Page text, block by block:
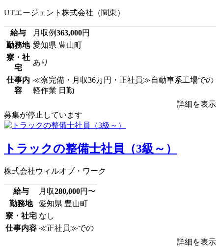
UTエージェント株式会社（関東）
給与 月収例363,000円
勤務地 愛知県 豊山町
寮・社
宅
あり
仕事内
容
≪寮完備・月収36万円・正社員≫自動車系工場での
軽作業 日勤
詳細を表示
募集が停止しています
トラックの整備士社員（3級～）
株式会社ウィルオブ・ワーク
給与 月収280,000円〜
勤務地
愛知県 豊山町
寮・社宅 なし
仕事内容 ≪正社員≫での
詳細を表示